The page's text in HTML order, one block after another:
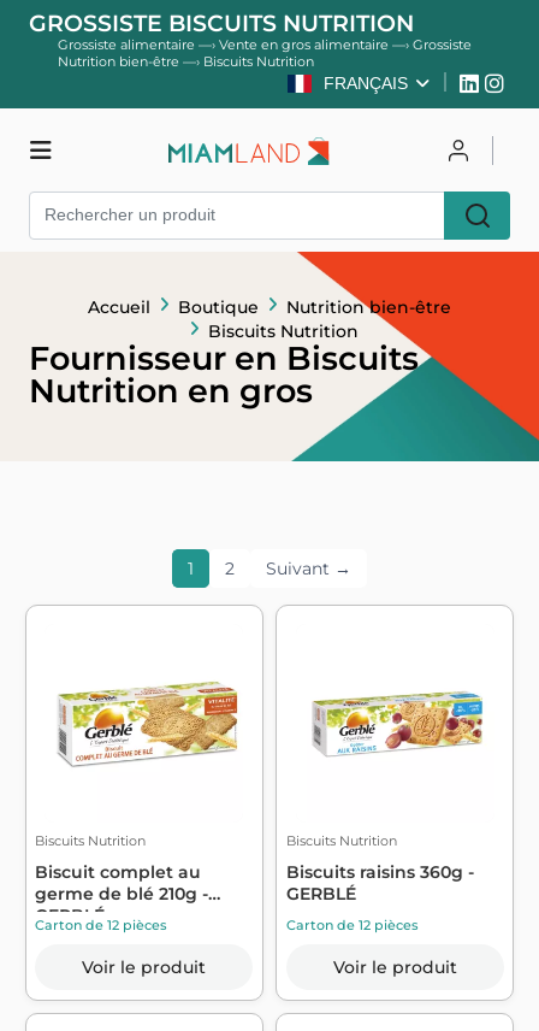
GROSSISTE BISCUITS NUTRITION
Grossiste alimentaire —› Vente en gros alimentaire —› Grossiste
Nutrition bien-être —›Biscuits Nutrition
FRANÇAIS
Accueil Boutique
Nutrition bien-être
Biscuits Nutrition
Fournisseur en Biscuits
Nutrition en gros
1 2 Suivant →
Biscuits Nutrition
Biscuit complet au
germe de blé 210g -
GERBLÉ
Carton de 12 pièces
Voir le produit
Biscuits Nutrition
Biscuits raisins 360g -
GERBLÉ
Carton de 12 pièces
Voir le produit
Boutique
S'inscrire